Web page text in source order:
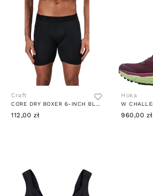
Craft
CORE DRY BOXER 6-INCH BLACK
112,00 zł
Hoka
960,00 zł